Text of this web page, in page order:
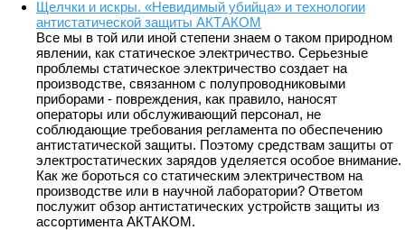
Щелчки и искры. «Невидимый убийца» и технологии
антистатической защиты АКТАКОМ
Все мы в той или иной степени знаем о таком природном
явлении, как статическое электричество. Серьезные
проблемы статическое электричество создает на
производстве, связанном с полупроводниковыми
приборами - повреждения, как правило, наносят
операторы или обслуживающий персонал, не
соблюдающие требования регламента по обеспечению
антистатической защиты. Поэтому средствам защиты от
электростатических зарядов уделяется особое внимание.
Как же бороться со статическим электричеством на
производстве или в научной лаборатории? Ответом
послужит обзор антистатических устройств защиты из
ассортимента АКТАКОМ.